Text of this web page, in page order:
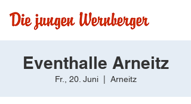
Eventhalle Arneitz
Fr., 20. Juni
  |
Arneitz